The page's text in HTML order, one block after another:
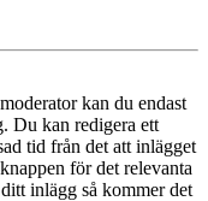
kan du endast
Du kan redigera ett
tid från det att inlägget
för det relevanta
inlägg så kommer det